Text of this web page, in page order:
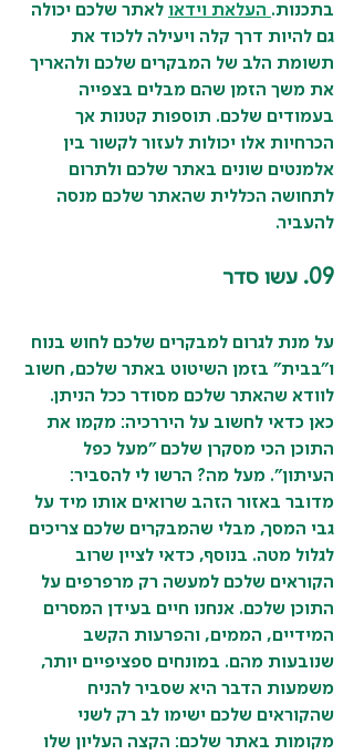
בתכנות. העלאת וידאו לאתר שלכם יכולה
גם להיות דרך קלה ויעילה ללכוד את
תשומת הלב של המבקרים שלכם ולהאריך
את משך הזמן שהם מבלים בצפייה
בעמודים שלכם. תוספות קטנות אך
הכרחיות אלו יכולות לעזור לקשור בין
אלמנטים שונים באתר שלכם ולתרום
לתחושה הכללית שהאתר שלכם מנסה
להעביר.
09. עשו סדר
על מנת לגרום למבקרים שלכם לחוש בנוח
ו"בבית" בזמן השיטוט באתר שלכם, חשוב
לוודא שהאתר שלכם מסודר ככל הניתן.
כאן כדאי לחשוב על היררכיה: מקמו את
התוכן הכי מסקרן שלכם "מעל כפל
העיתון". מעל מה? הרשו לי להסביר:
מדובר באזור הזהב שרואים אותו מיד על
גבי המסך, מבלי שהמבקרים שלכם צריכים
לגלול מטה. בנוסף, כדאי לציין שרוב
הקוראים שלכם למעשה רק מרפרפים על
התוכן שלכם. אנחנו חיים בעידן המסרים
המידיים, הממים, והפרעות הקשב
שנובעות מהם. במונחים ספציפיים יותר,
משמעות הדבר היא שסביר להניח
שהקוראים שלכם ישימו לב רק לשני
מקומות באתר שלכם: הקצה העליון שלו